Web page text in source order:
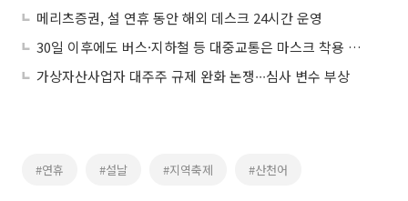
메리츠증권, 설 연휴 동안 해외 데스크 24시간 운영
30일 이후에도 버스·지하철 등 대중교통은 마스크 착용 의무
가상자산사업자 대주주 규제 완화 논쟁∙∙∙심사 변수 부상
#연휴 #설날 #지역축제 #산천어